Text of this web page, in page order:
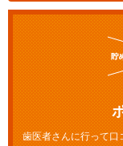
歯医者さんに行って口